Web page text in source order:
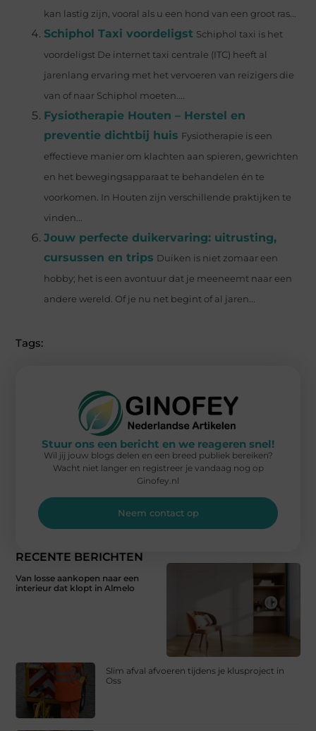
kan lastig zijn, vooral als u een hond van een groot ras...
Schiphol Taxi voordeligst Schiphol taxi is het
voordeligst De internet taxi centrale (ITC) heeft al
jarenlang ervaring met het vervoeren van reizigers die
van of naar Schiphol moeten....
Fysiotherapie Houten – Herstel en
preventie dichtbij huis Fysiotherapie is een
effectieve manier om klachten aan spieren, gewrichten
en het bewegingsapparaat te behandelen én te
voorkomen. In Houten zijn verschillende praktijken te
vinden...
Jouw perfecte duikervaring: uitrusting,
cursussen en trips Duiken is niet zomaar een
hobby; het is een avontuur dat je meeneemt naar een
andere wereld. Of je nu net begint of al jaren...
Tags:
RECENTE BERICHTEN
Van losse aankopen naar een
interieur dat klopt in Almelo
Slim afval afvoeren tijdens je klusproject in
Oss
Stuur ons een bericht en we reageren snel!
Wil jij jouw blogs delen en een breed publiek bereiken?
Wacht niet langer en registreer je vandaag nog op
Ginofey.nl
Neem contact op